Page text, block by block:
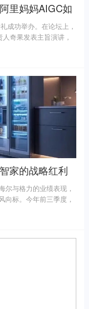
里妈妈AIGC如
成功举办。在论坛上，
奇果发表主旨演讲，
场景的深刻理解与前瞻
增长的新引擎。她在分
同之处在于其坚定的
力”，更聚焦于商业结果
家的战略红利
尔与格力的业绩表现，
向标。今年前三季度，
，且增速最为强劲。财
长近20%，展现出较强